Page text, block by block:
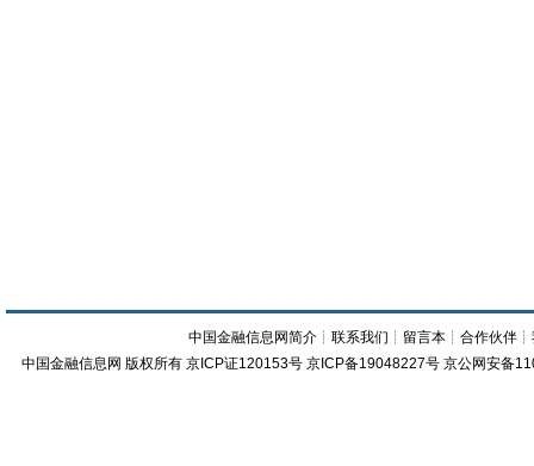
中国金融信息网简介 ┊联系我们 ┊ 留言本 ┊合作伙伴 ┊
中国金融信息网 版权所有 京ICP证120153号 京ICP备19048227号 京公网安备